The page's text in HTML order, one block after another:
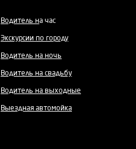
Водитель на час
Экскурсии по городу
Водитель на ночь
Водитель на свадьбу
Водитель на выходные
Выездная автомойка